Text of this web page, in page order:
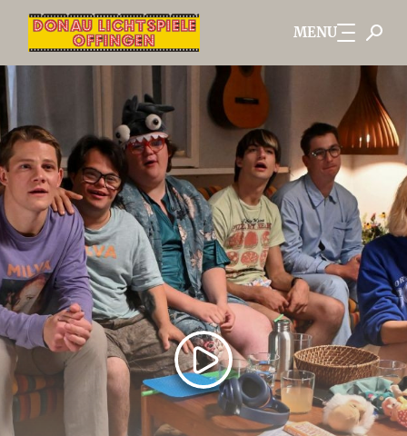
Zum Hauptinhalt springen MENU